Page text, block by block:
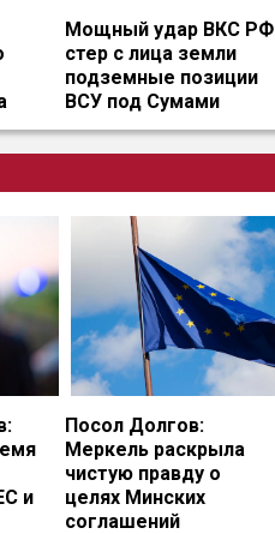
Мощный удар ВКС РФ
стер с лица земли
подземные позиции
ВСУ под Сумами
и
Посол Долгов:
Меркель раскрыла
чистую правду о
целях Минских
соглашений